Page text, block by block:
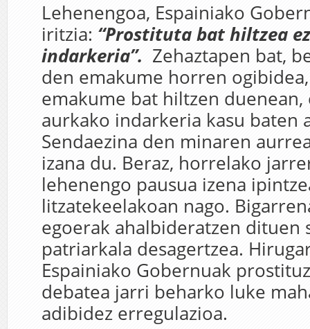
Lehenengoa, Espainiako
iritzia: “Prostituta bat hiltzea
indarkeria”. Zehaztapen bat,
den emakume horren
emakume bat hiltzen
aurkako indarkeria kasu baten
Sendaezina den minaren
izana du. Beraz, horrelako
lehenengo pausua izena
litzatekeelakoan nago.
egoerak ahalbideratzen dituen
patriarkala desagertzea.
Espainiako Gobernuak
debatea jarri beharko luke
adibidez erregulazioa.